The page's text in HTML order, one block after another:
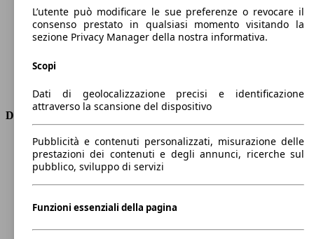
Coppia
620 nm
Cilindrata
2987 ccm
Carburante
Diesel
Trasmissione
Dimensioni
Lunghezza
4820 mm
Altezza
1800 mm
Larghezza
Peso massimo
2950 kg
L’utente può modificare le sue preferenze o revocare il
consenso prestato in qualsiasi momento visitando la
sezione Privacy Manager della nostra informativa.
Scopi
Dati di geolocalizzazione precisi e identificazione
attraverso la scansione del dispositivo
Pubblicità e contenuti personalizzati, misurazione delle
prestazioni dei contenuti e degli annunci, ricerche sul
pubblico, sviluppo di servizi
Funzioni essenziali della pagina